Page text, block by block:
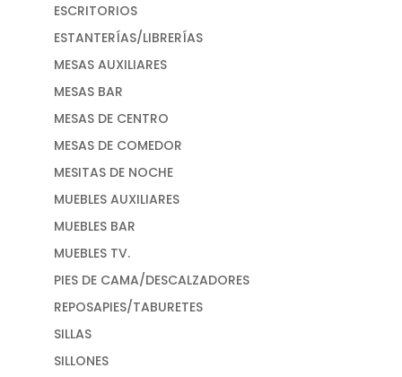
ESCRITORIOS
ESTANTERÍAS/LIBRERÍAS
MESAS AUXILIARES
MESAS BAR
MESAS DE CENTRO
MESAS DE COMEDOR
MESITAS DE NOCHE
MUEBLES AUXILIARES
MUEBLES BAR
MUEBLES TV.
PIES DE CAMA/DESCALZADORES
REPOSAPIES/TABURETES
SILLAS
SILLONES